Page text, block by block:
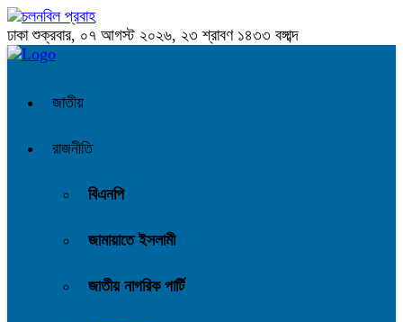
ঢাকাশুক্রবার, ০৭ আগস্ট ২০২৬, ২৩ শ্রাবণ ১৪৩৩ বঙ্গাব্দ
জাতীয়
রাজনীতি
বিএনপি
জামায়াতে ইসলামী
জাতীয় নাগরিক পার্টি